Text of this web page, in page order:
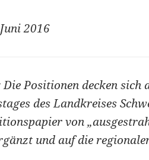
2016
Positionen decken
des Landkreises
von
und auf die